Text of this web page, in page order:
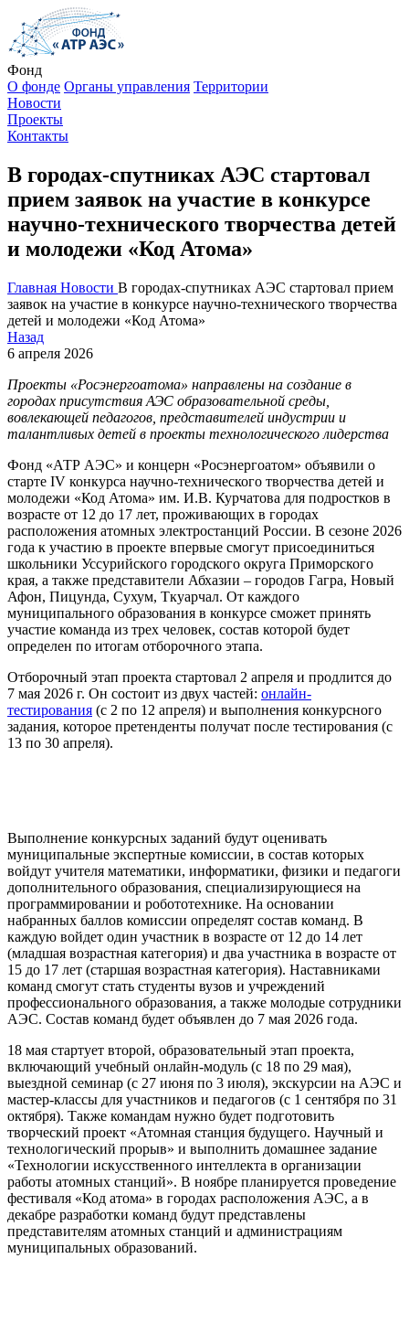
Фонд
О фонде Органы управления Территории
Новости
Проекты
Контакты
В городах-спутниках АЭС стартовал
прием заявок на участие в конкурсе
научно-технического творчества детей
и молодежи «Код Атома»
Главная Новости В городах-спутниках АЭС стартовал прием
заявок на участие в конкурсе научно-технического творчества
детей и молодежи «Код Атома»
Назад
6 апреля 2026
Проекты «Росэнергоатома» направлены на создание в
городах присутствия АЭС образовательной среды,
вовлекающей педагогов, представителей индустрии и
талантливых детей в проекты технологического лидерства
Фонд «АТР АЭС» и концерн «Росэнергоатом» объявили о
старте IV конкурса научно-технического творчества детей и
молодежи «Код Атома» им. И.В. Курчатова для подростков в
возрасте от 12 до 17 лет, проживающих в городах
расположения атомных электростанций России. В сезоне 2026
года к участию в проекте впервые смогут присоединиться
школьники Уссурийского городского округа Приморского
края, а также представители Абхазии – городов Гагра, Новый
Афон, Пицунда, Сухум, Ткуарчал. От каждого
муниципального образования в конкурсе сможет принять
участие команда из трех человек, состав которой будет
определен по итогам отборочного этапа.
Отборочный этап проекта стартовал 2 апреля и продлится до
7 мая 2026 г. Он состоит из двух частей: онлайн-
тестирования (с 2 по 12 апреля) и выполнения конкурсного
задания, которое претенденты получат после тестирования (с
13 по 30 апреля).
Выполнение конкурсных заданий будут оценивать
муниципальные экспертные комиссии, в состав которых
войдут учителя математики, информатики, физики и педагоги
дополнительного образования, специализирующиеся на
программировании и робототехнике. На основании
набранных баллов комиссии определят состав команд. В
каждую войдет один участник в возрасте от 12 до 14 лет
(младшая возрастная категория) и два участника в возрасте от
15 до 17 лет (старшая возрастная категория). Наставниками
команд смогут стать студенты вузов и учреждений
профессионального образования, а также молодые сотрудники
АЭС. Состав команд будет объявлен до 7 мая 2026 года.
18 мая стартует второй, образовательный этап проекта,
включающий учебный онлайн-модуль (с 18 по 29 мая),
выездной семинар (с 27 июня по 3 июля), экскурсии на АЭС и
мастер-классы для участников и педагогов (с 1 сентября по 31
октября). Также командам нужно будет подготовить
творческий проект «Атомная станция будущего. Научный и
технологический прорыв» и выполнить домашнее задание
«Технологии искусственного интеллекта в организации
работы атомных станций». В ноябре планируется проведение
фестиваля «Код атома» в городах расположения АЭС, а в
декабре разработки команд будут представлены
представителям атомных станций и администрациям
муниципальных образований.